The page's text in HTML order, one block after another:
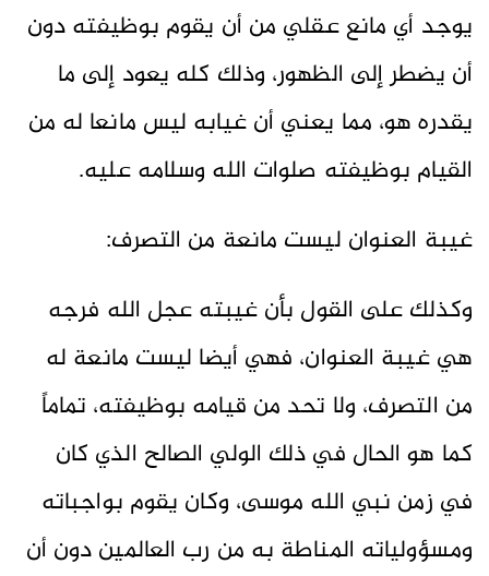
يوجد أي مانع عقلي من أن يقوم بوظيفته دون
أن يضطر إلى الظهور، وذلك كله يعود إلى ما
يقدره هو، مما يعني أن غيابه ليس مانعا له من
القيام بوظيفته صلوات الله وسلامه عليه.
غيبة العنوان ليست مانعة من التصرف:
وكذلك على القول بأن غيبته عجل الله فرجه
هي غيبة العنوان، فهي أيضا ليست مانعة له
من التصرف، ولا تحد من قيامه بوظيفته، تماماً
كما هو الحال في ذلك الولي الصالح الذي كان
في زمن نبي الله موسى، وكان يقوم بواجباته
ومسؤولياته المناطة به من رب العالمين دون أن